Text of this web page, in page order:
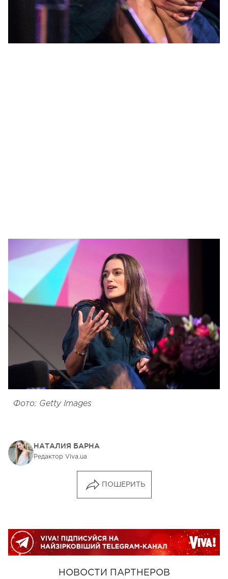
Фото: Getty Images
НАТАЛИЯ БАРНА
Редактор Viva.ua
ПОШЕРИТЬ
НОВОСТИ ПАРТНЕРОВ